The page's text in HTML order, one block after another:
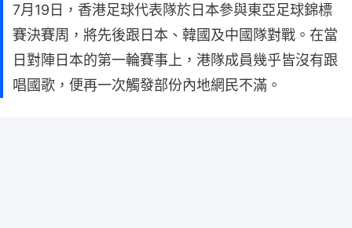
7月19日，香港足球代表隊於日本參與東亞足球錦標
賽決賽周，將先後跟日本、韓國及中國隊對戰。在當
日對陣日本的第一輪賽事上，港隊成員幾乎皆沒有跟
唱國歌，便再一次觸發部份內地網民不滿。